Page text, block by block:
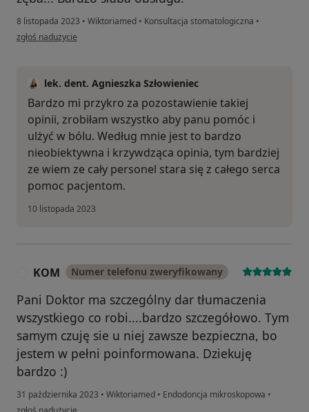
8 listopada 2023 • Wiktoriamed • Konsultacja stomatologiczna •
w opinii użytkownika Grzegorz
zgłoś nadużycie
lek. dent. Agnieszka Szłowieniec
Bardzo mi przykro za pozostawienie takiej
opinii, zrobiłam wszystko aby panu pomóc i
ulżyć w bólu. Według mnie jest to bardzo
nieobiektywna i krzywdząca opinia, tym bardziej
ze wiem ze cały personel stara się z całego serca
pomoc pacjentom.
10 listopada 2023
KOM Numer telefonu zweryfikowany
Pani Doktor ma szczególny dar tłumaczenia
wszystkiego co robi....bardzo szczegółowo. Tym
samym czuję sie u niej zawsze bezpieczna, bo
jestem w pełni poinformowana. Dziekuję
bardzo :)
31 października 2023 • Wiktoriamed • Endodoncja mikroskopowa •
w opinii użytkownika KOM